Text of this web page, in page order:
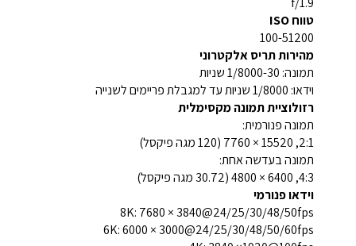
טווח ISO
100-51200
מהירות תריס אלקטרוני
תמונה: 1/8000-30 שניות
וידאו: 1/8000 שניות עד למגבלת פריימים לשנייה
רזולוציית תמונה מקסימלית
תמונה פנורמית:
2:1, 15520 × 7760 (120 מגה פיקסל)
תמונה בעדשה אחת:
4:3, 6400 × 4800 (30.72 מגה פיקסל)
וידאו פנורמי
8K: 7680 × 3840@24/25/30/48/50fps
6K: 6000 × 3000@24/25/30/48/50/60fps